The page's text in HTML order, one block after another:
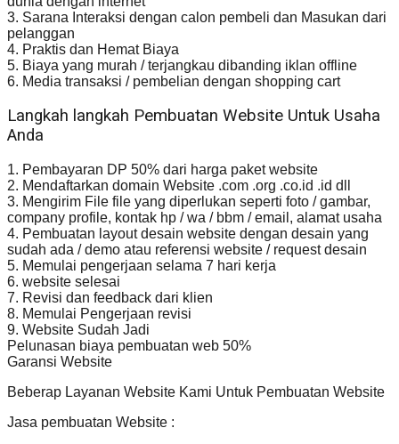
3. Sarana Interaksi dengan calon pembeli dan Masukan dari
pelanggan
4. Praktis dan Hemat Biaya
5. Biaya yang murah / terjangkau dibanding iklan offline
6. Media transaksi / pembelian dengan shopping cart
Langkah langkah Pembuatan Website Untuk Usaha
Anda
1. Pembayaran DP 50% dari harga paket website
2. Mendaftarkan domain Website .com .org .co.id .id dll
3. Mengirim File file yang diperlukan seperti foto / gambar,
company profile, kontak hp / wa / bbm / email, alamat usaha
4. Pembuatan layout desain website dengan desain yang
sudah ada / demo atau referensi website / request desain
5. Memulai pengerjaan selama 7 hari kerja
6. website selesai
7. Revisi dan feedback dari klien
8. Memulai Pengerjaan revisi
9. Website Sudah Jadi
Pelunasan biaya pembuatan web 50%
Garansi Website
Beberap Layanan Website Kami Untuk Pembuatan Website
Jasa pembuatan Website :